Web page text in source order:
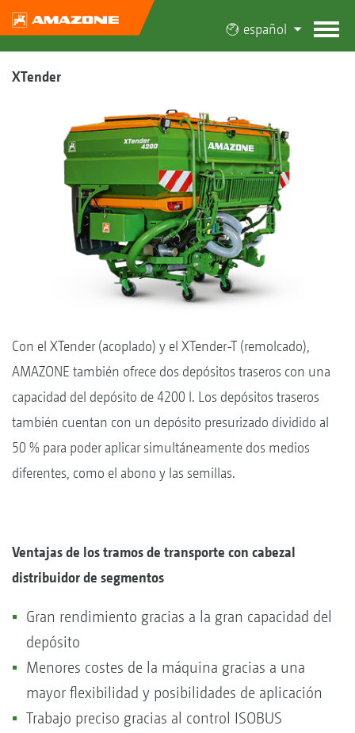
español
XTender
Con el XTender (acoplado) y el XTender-T (remolcado),
AMAZONE también ofrece dos depósitos traseros con una
capacidad del depósito de 4200 l. Los depósitos traseros
también cuentan con un depósito presurizado dividido al
50 % para poder aplicar simultáneamente dos medios
diferentes, como el abono y las semillas.
Ventajas de los tramos de transporte con cabezal
distribuidor de segmentos
Gran rendimiento gracias a la gran capacidad del
depósito
Menores costes de la máquina gracias a una
mayor flexibilidad y posibilidades de aplicación
Trabajo preciso gracias al control ISOBUS